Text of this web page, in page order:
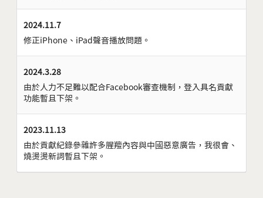
2024.11.7
修正iPhone、iPad聲音播放問題。
2024.3.28
由於人力不足難以配合Facebook審查機制，登入具名貢獻
功能暫且下架。
2023.11.13
由於貢獻紀錄參雜許多腥羶內容與中國惡意廣告，我很會、
燒燙燙新詞暫且下架。